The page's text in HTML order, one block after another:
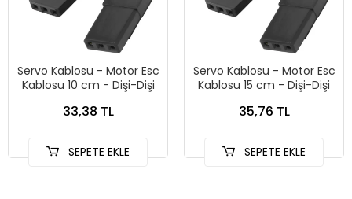
Servo Kablosu - Motor Esc
Kablosu 10 cm - Dişi-Dişi
33,38 TL
SEPETE EKLE
Servo Kablosu - Motor Esc
Kablosu 15 cm - Dişi-Dişi
35,76 TL
SEPETE EKLE